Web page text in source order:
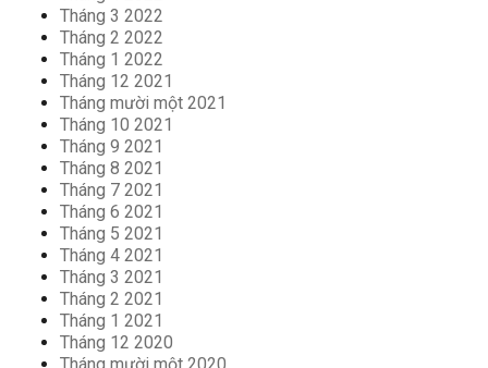
Tháng 3 2022
Tháng 2 2022
Tháng 1 2022
Tháng 12 2021
Tháng mười một 2021
Tháng 10 2021
Tháng 9 2021
Tháng 8 2021
Tháng 7 2021
Tháng 6 2021
Tháng 5 2021
Tháng 4 2021
Tháng 3 2021
Tháng 2 2021
Tháng 1 2021
Tháng 12 2020